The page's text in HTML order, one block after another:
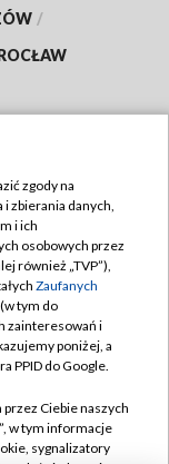
/
zgody na
zbierania danych,
i ich
osobowych przez
również „TVP”),
Zaufanych
tym do
zainteresowań i
poniżej, a
PPID do Google.
Ciebie naszych
w tym informacje
sygnalizatory